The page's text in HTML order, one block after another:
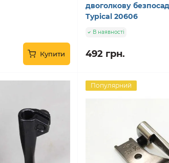
Купити
двоголкову
Typical 20606
В наявності
492 грн.
Популярний